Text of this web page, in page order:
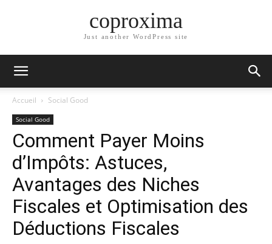
coproxima
Just another WordPress site
Accueil Social Good
Social Good
Comment Payer Moins
d’Impôts: Astuces,
Avantages des Niches
Fiscales et Optimisation des
Déductions Fiscales